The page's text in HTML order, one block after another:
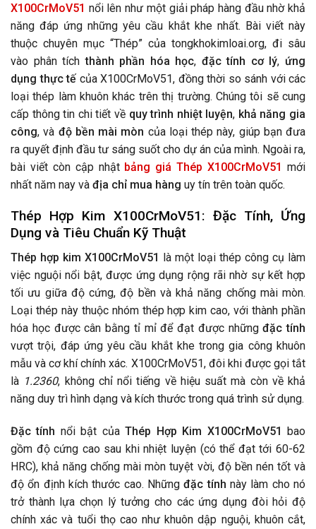
X100CrMoV51 nổi lên như một giải pháp hàng đầu nhờ khả
năng đáp ứng những yêu cầu khắt khe nhất. Bài viết này
thuộc chuyên mục “Thép” của tongkhokimloai.org, đi sâu
vào phân tíchthành phần hóa học, đặc tính cơ lý, ứng
dụng thực tếcủa X100CrMoV51, đồng thời so sánh với các
loại thép làm khuôn khác trên thị trường. Chúng tôi sẽ cung
cấp thông tin chi tiết về quy trình nhiệt luyện, khả năng gia
công, và độ bền mài mòn của loại thép này, giúp bạn đưa
ra quyết định đầu tư sáng suốt cho dự án của mình. Ngoài ra,
bài viết còn cập nhật bảng giá Thép X100CrMoV51 mới
nhất năm nay và địa chỉ mua hàng uy tín trên toàn quốc.
Thép Hợp Kim X100CrMoV51: Đặc Tính, Ứng
Dụng và Tiêu Chuẩn Kỹ Thuật
Thép hợp kim X100CrMoV51 là một loại thép công cụ làm
việc nguội nổi bật, được ứng dụng rộng rãi nhờ sự kết hợp
tối ưu giữa độ cứng, độ bền và khả năng chống mài mòn.
Loại thép này thuộc nhóm thép hợp kim cao, với thành phần
hóa học được cân bằng tỉ mỉ để đạt được nhữngđặc tính
vượt trội, đáp ứng yêu cầu khắt khe trong gia công khuôn
mẫu và cơ khí chính xác. X100CrMoV51, đôi khi được gọi tắt
là 1.2360, không chỉ nổi tiếng về hiệu suất mà còn về khả
năng duy trì hình dạng và kích thước trong quá trình sử dụng.
Đặc tính nổi bật củaThép Hợp Kim X100CrMoV51 bao
gồm độ cứng cao sau khi nhiệt luyện (có thể đạt tới 60-62
HRC), khả năng chống mài mòn tuyệt vời, độ bền nén tốt và
độ ổn định kích thước cao. Nhữngđặc tính này làm cho nó
trở thành lựa chọn lý tưởng cho các ứng dụng đòi hỏi độ
chính xác và tuổi thọ cao như khuôn dập nguội, khuôn cắt,